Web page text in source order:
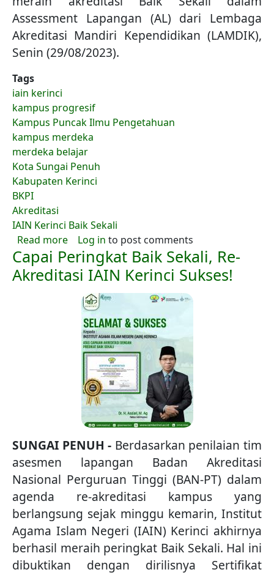
Assessment Lapangan (AL) dari Lembaga
Akreditasi Mandiri Kependidikan (LAMDIK),
Senin (29/08/2023).
Tags
iain kerinci
kampus progresif
Kampus Puncak Ilmu Pengetahuan
kampus merdeka
merdeka belajar
Kota Sungai Penuh
Kabupaten Kerinci
BKPI
Akreditasi
IAIN Kerinci Baik Sekali
Read moreabout AL Berjalan Sukses, Prodi BKPI Raih
Log in to post comments
Capai Peringkat Baik Sekali, Re-
Akreditasi IAIN Kerinci Sukses!
SUNGAI PENUH - Berdasarkan penilaian tim
asesmen lapangan Badan Akreditasi
Nasional Perguruan Tinggi (BAN-PT) dalam
agenda re-akreditasi kampus yang
berlangsung sejak minggu kemarin, Institut
Agama Islam Negeri (IAIN) Kerinci akhirnya
berhasil meraih peringkat Baik Sekali. Hal ini
dibuktikan dengan dirilisnya Sertifikat